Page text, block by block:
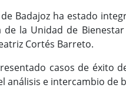
Badajoz ha estado
la Unidad de
Cortés Barreto.
casos de éxito
análisis e intercambio de